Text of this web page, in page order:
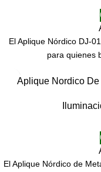
El Aplique Nórdico DJ-
para quienes
Aplique Nordico
El Aplique Nórdico de